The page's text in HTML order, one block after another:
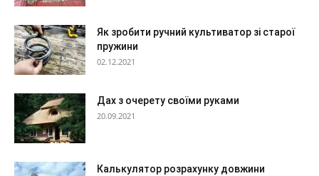
Як зробити ручний культиватор зі старої
пружини
02.12.2021
Дах з очерету своїми руками
20.09.2021
Калькулятор розрахунку довжини